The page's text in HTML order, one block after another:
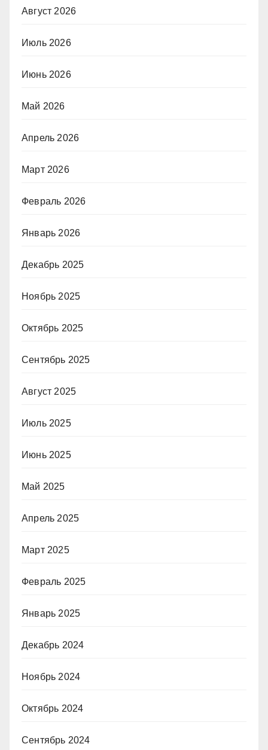
Август 2026
Июль 2026
Июнь 2026
Май 2026
Апрель 2026
Март 2026
Февраль 2026
Январь 2026
Декабрь 2025
Ноябрь 2025
Октябрь 2025
Сентябрь 2025
Август 2025
Июль 2025
Июнь 2025
Май 2025
Апрель 2025
Март 2025
Февраль 2025
Январь 2025
Декабрь 2024
Ноябрь 2024
Октябрь 2024
Сентябрь 2024